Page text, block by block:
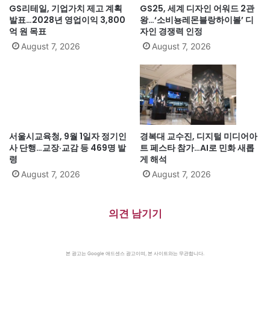
GS리테일, 기업가치 제고 계획
발표…2028년 영업이익 3,800
억 원 목표
August 7, 2026
GS25, 세계 디자인 어워드 2관
왕…‘소비뇽레몬블랑하이볼’ 디
자인 경쟁력 인정
August 7, 2026
서울시교육청, 9월 1일자 정기인
사 단행…교장·교감 등 469명 발
령
August 7, 2026
경복대 교수진, 디지털 미디어아
트 페스타 참가…AI로 민화 새롭
게 해석
August 7, 2026
의견 남기기
본 광고는 Google 애드센스 광고이며, 본 사이트와는 무관합니다.